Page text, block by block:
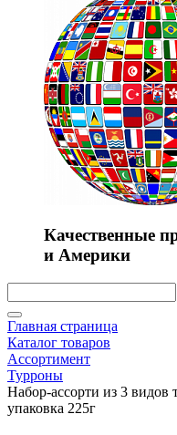
Качественные
и Америки
Главная страница
Каталог товаров
Ассортимент
Турроны
Набор-ассорти из 3 видов
упаковка 225г